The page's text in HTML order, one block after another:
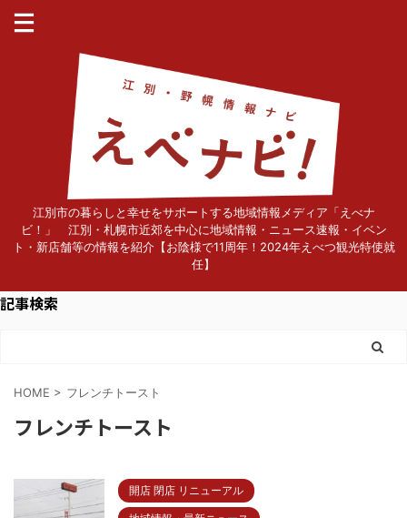
江別市の暮らしと幸せをサポートする地域情報メディア「えべナ
ビ！」 江別・札幌市近郊を中心に地域情報・ニュース速報・イベン
ト・新店舗等の情報を紹介【お陰様で11周年！2024年えべつ観光特使就
任】
記事検索
HOME > フレンチトースト
フレンチトースト
開店 閉店 リニューアル